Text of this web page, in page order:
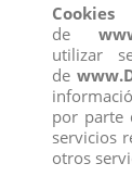
de
utilizar
de
por parte
servicios
otros